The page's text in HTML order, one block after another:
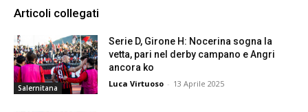
Articoli collegati
Salernitana
Serie D, Girone H: Nocerina sogna la
vetta, pari nel derby campano e Angri
ancora ko
Luca Virtuoso - 13 Aprile 2025